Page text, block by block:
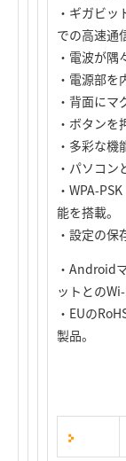
・ギガビ
での高速通
・電波が
・電源部
・背面に
・ボタン
・多彩な
・パソコ
・WPA-
能を搭載。
・設定の
・Android
ットとの
・EUの
製品。